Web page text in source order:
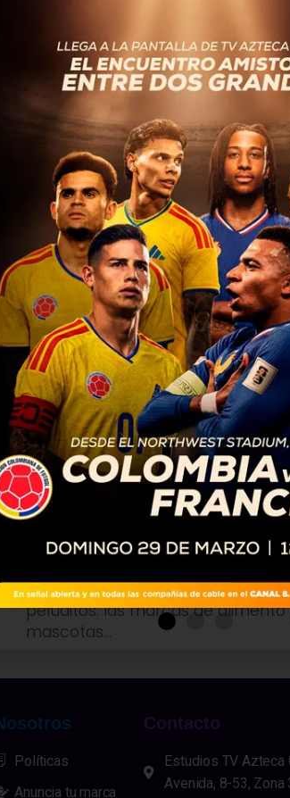
NOTA EMPRESARIAL 9 meses atrás
Dogui y Gati Bienestar
transforman centros
comerciales en
consentir a las
Las marcas premium de Cargill
retribuir el amor incondicional de
gatos con experiencias únicas y
respaldada por la ciencia. Bajo el...
NOTA EMPRESARIAL 3 años atrás
Guatemala cuenta
marcas renovadas
Gati
El mercado guatemalteco
innovadora que trae nueva
peluditos: las marcas de
mascotas...
Políticas
Anuncia tu marca
Contacto
Estudios TV Azteca
Avenida, 8-53, Zona